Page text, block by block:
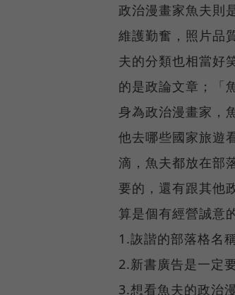
政治漫畫家魚夫則
維護勤奮，照片品
夫的分類也相當好
的是政論文章；「
身為政治漫畫家，
他去哪些國家旅遊
滴，魚夫都放在部
要的，還有跟其他
算是個有經營誠意
1.詼諧的部落格名
2.新書廣告是一定
3.想看魚夫的政治